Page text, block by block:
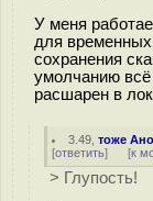
У меня
для
сохранения
умолчанию всё
расшарен в
3.49 ,тоже
[ответить] [к
> Глупость!